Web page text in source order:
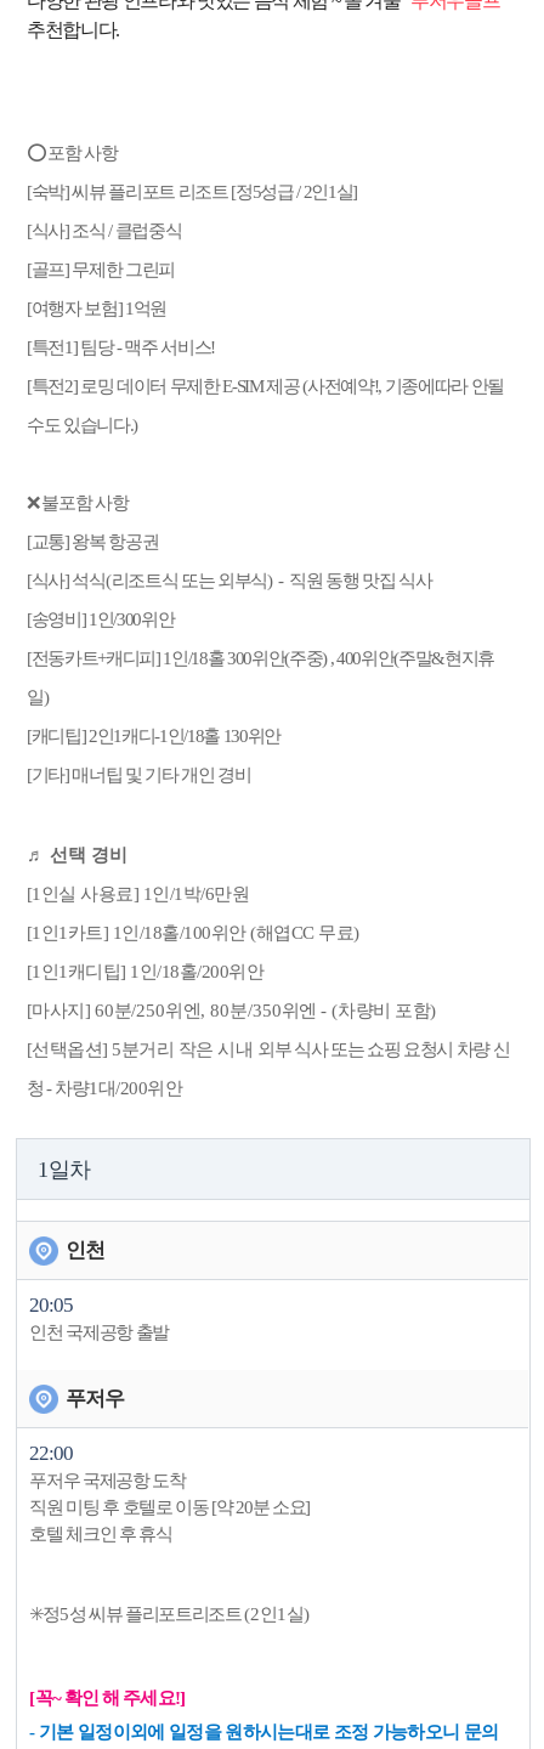
추천합니다.
⭕ 포함 사항
[숙박]씨뷰 플리포트 리조트 [정5성급 / 2인1실]
[식사]조식 / 클럽중식
[골프] 무제한그린피
[여행자 보험]1억원
[특전1]팀당 - 맥주 서비스!
[특전2] 로밍 데이터 무제한 E-SIM 제공 (사전예약!, 기종에따라 안될
수도 있습니다.)
❌ 불포함 사항
[교통] 왕복 항공권
[식사] 석식(리조트식 또는 외부식) - 직원 동행 맛집 식사
[송영비] 1인/300위안
[전동카트+캐디피] 1인/18홀 300위안(주중) , 400위안(주말&현지휴
일)
[캐디팁] 2인1캐디-1인/18홀 130위안
[기타] 매너팁 및 기타개인 경비
♬ 선택 경비
[1인실 사용료] 1인/1박/6만원
[1인1카트] 1인/18홀/100위안 (해엽CC 무료)
[1인1캐디팁] 1인/18홀/200위안
[마사지 ] 60분/250위엔 , 80분/350위엔- (차량비 포함)
[선택옵션] 5분거리 작은 시내 외부 식사 또는 쇼핑 요청시 차량 신
청 -차량1대/200위안
1일차
인천
20:05
인천 국제공항 출발
푸저우
22:00
푸저우 국제공항 도착
직원 미팅 후 호텔로 이동 [약 20분 소요]
호텔 체크인 후 휴식
✳️정5성 씨뷰 플리포트리조트(2인 1 실)
[꼭~ 확인 해 주세요!]
- 기본 일정이외에 일정을 원하시는대로 조정 가능하오니 문의